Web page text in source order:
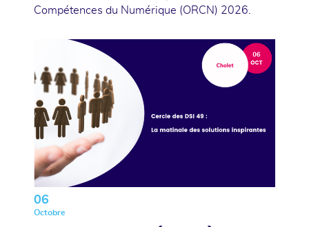
Compétences du Numérique (ORCN) 2026.
06
Octobre